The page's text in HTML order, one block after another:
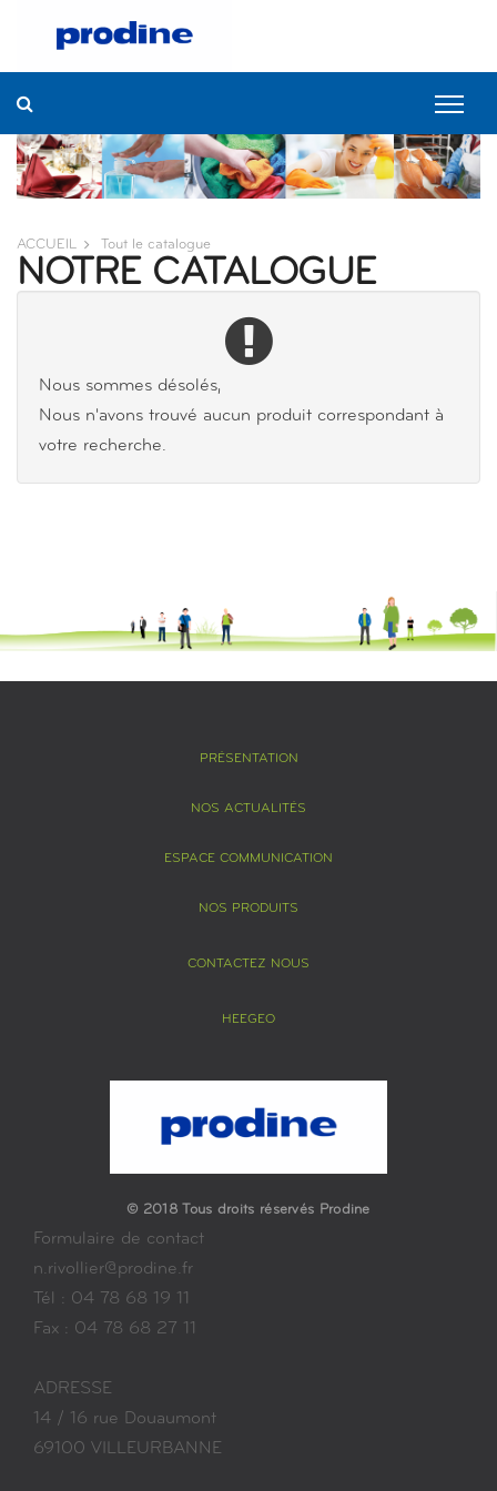
ACCUEIL Tout le catalogue
NOTRE CATALOGUE
Nous sommes désolés,
Nous n'avons trouvé aucun produit correspondant à
votre recherche.
PRÉSENTATION
NOS ACTUALITÉS
ESPACE COMMUNICATION
NOS PRODUITS
CONTACTEZ NOUS
HEEGEO
© 2018 Tous droits réservés Prodine
Formulaire de contact
n.rivollier@prodine.fr
Tél : 04 78 68 19 11
Fax : 04 78 68 27 11
ADRESSE
14 / 16 rue Douaumont
69100 VILLEURBANNE